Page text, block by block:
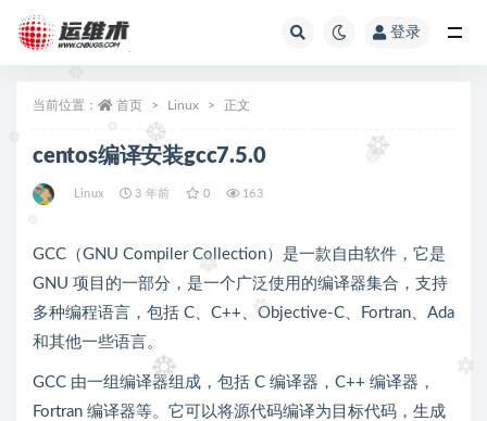
登录
当前位置： 首页 Linux 正文
centos编译安装gcc7.5.0
Linux 3 年前 0 163
GCC（GNU Compiler Collection）是一款自由软件，它是
GNU 项目的一部分，是一个广泛使用的编译器集合，支持
多种编程语言，包括 C、C++、Objective-C、Fortran、Ada
和其他一些语言。
GCC 由一组编译器组成，包括 C 编译器，C++ 编译器，
Fortran 编译器等。它可以将源代码编译为目标代码，生成